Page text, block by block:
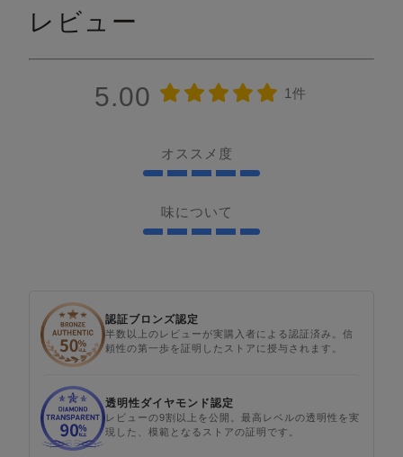
レビュー
5.00 1件
オススメ度
味について
認証ブロンズ認定
半数以上のレビューが実購入者による認証済み。信
頼性の第一歩を証明したストアに授与されます。
透明性ダイヤモンド認定
レビューの9割以上を公開。最高レベルの透明性を実
現した、模範となるストアの証明です。